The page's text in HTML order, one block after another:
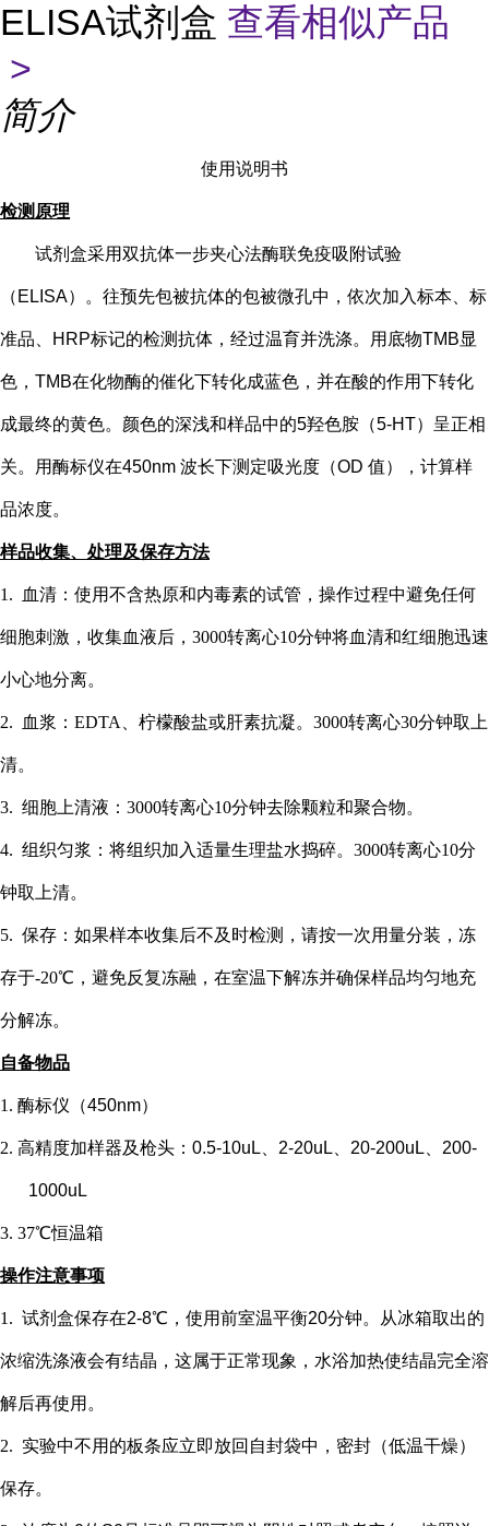
ELISA试剂盒 查看相似产品
>
简介
使用说明书
检测原理
试剂盒采用双抗体一步夹心法酶联免疫吸附试验
（ ELISA）。往预先包被抗体的包被微孔中，依次加入标本、标
准品、HRP标记的检测抗体，经过温育并洗涤。用底物TMB显
色，TMB在化物酶的催化下转化成蓝色，并在酸的作用下转化
成最终的黄色。颜色的深浅和样品中的5羟色胺（5-HT） 呈正相
关。用酶标仪在450nm 波长下测定吸光度（OD 值），计算样
品浓度。
样品收集、处理及保存方法
1. 血清：使用不含热原和内毒素的试管，操作过程中避免任何
细胞刺激，收集血液后，3000转离心10分钟将血清和红细胞迅速
小心地分离。
2. 血浆：EDTA、柠檬酸盐或肝素抗凝。3000转离心30分钟取上
清。
3. 细胞上清液：3000转离心10分钟去除颗粒和聚合物。
4. 组织匀浆：将组织加入适量生理盐水捣碎。3000转离心10分
钟取上清。
5. 保存：如果样本收集后不及时检测，请按一次用量分装，冻
存于-20℃，避免反复冻融，在室温下解冻并确保样品均匀地充
分解冻。
自备物品
1. 酶标仪（450nm）
2. 高精度加样器及枪头： 0.5-10uL、2-20uL、20-200uL、200-
1000uL
3. 37℃恒温箱
操作注意事项
1. 试剂盒保存在2-8℃，使用前室温平衡20分钟。从冰箱取出的
浓缩洗涤液会有结晶，这属于正常现象，水浴加热使结晶完全溶
解后再使用。
2. 实验中不用的板条应立即放回自封袋中，密封（低温干燥）
保存。